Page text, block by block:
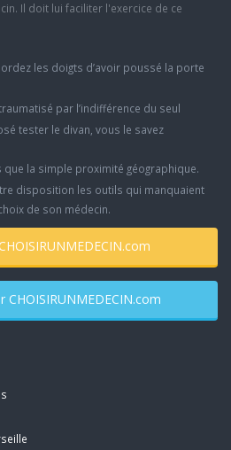
Il doit lui faciliter l'exercice de ce
les doigts d’avoir poussé la porte
par l’indifférence du seul
tester le divan, vous le savez
la simple proximité géographique.
disposition les outils qui manquaient
de son médecin.
rôle de CHOISIRUNMEDECIN.com
Quand utiliser CHOISIRUNMEDECIN.com